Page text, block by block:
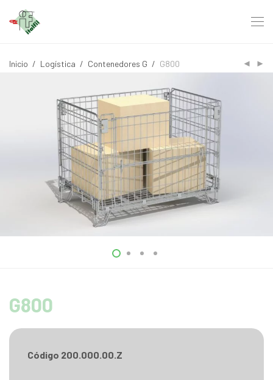
Inicio / Logística / Contenedores G / G800
G800
Código 200.000.00.Z